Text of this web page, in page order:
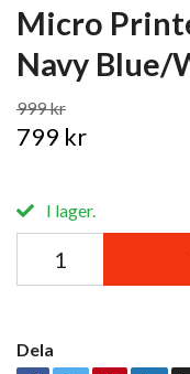
Micro
Navy Blue/
999 kr
799 kr
I lager.
Dela